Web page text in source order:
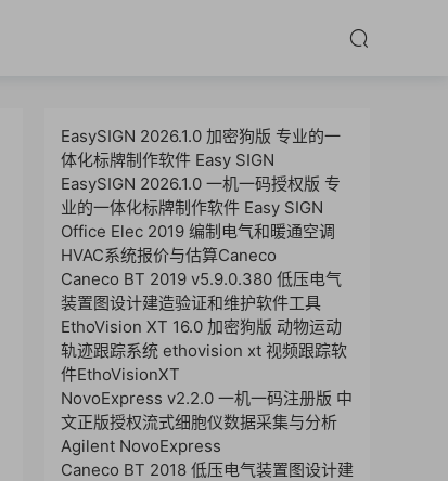
EasySIGN 2026.1.0 加密狗版 专业的一
体化标牌制作软件 Easy SIGN
EasySIGN 2026.1.0 一机一码授权版 专
业的一体化标牌制作软件 Easy SIGN
Office Elec 2019 编制电气和暖通空调
HVAC系统报价与估算Caneco
Caneco BT 2019 v5.9.0.380 低压电气
装置图设计建造验证和维护软件工具
EthoVision XT 16.0 加密狗版 动物运动
轨迹跟踪系统 ethovision xt 视频跟踪软
件EthoVisionXT
NovoExpress v2.2.0 一机一码注册版 中
文正版授权流式细胞仪数据采集与分析
Agilent NovoExpress
Caneco BT 2018 低压电气装置图设计建